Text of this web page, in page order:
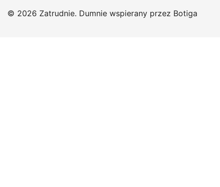
© 2026 Zatrudnie. Dumnie wspierany przez Botiga